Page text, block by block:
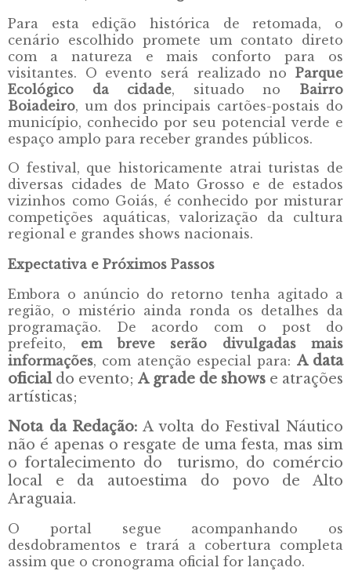
Para esta edição histórica de retomada, o
cenário escolhido promete um contato direto
com a natureza e mais conforto para os
visitantes. O evento será realizado no Parque
Ecológico da cidade, situado no Bairro
Boiadeiro, um dos principais cartões-postais do
município, conhecido por seu potencial verde e
espaço amplo para receber grandes públicos.
O festival, que historicamente atrai turistas de
diversas cidades de Mato Grosso e de estados
vizinhos como Goiás, é conhecido por misturar
competições aquáticas, valorização da cultura
regional e grandes shows nacionais.
Expectativa e Próximos Passos
Embora o anúncio do retorno tenha agitado a
região, o mistério ainda ronda os detalhes da
programação. De acordo com o post do
prefeito, em breve serão divulgadas mais
informações, com atenção especial para: A data
oficialdo evento;A grade de showse atrações
artísticas;
Nota da Redação: A volta do Festival Náutico
não é apenas o resgate de uma festa, mas sim
o fortalecimento do turismo, do comércio
local e da autoestima do povo de Alto
Araguaia.
O portal segue acompanhando os
desdobramentos e trará a cobertura completa
assim que o cronograma oficial for lançado.